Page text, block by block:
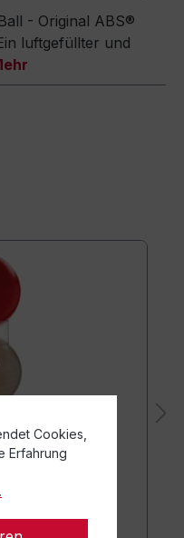
- Original ABS®
luftgefüllter und
Cookies,
Erfahrung